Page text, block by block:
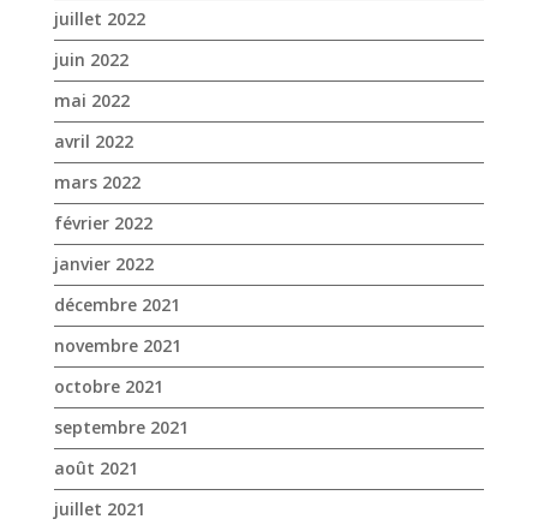
juillet 2022
juin 2022
mai 2022
avril 2022
mars 2022
février 2022
janvier 2022
décembre 2021
novembre 2021
octobre 2021
septembre 2021
août 2021
juillet 2021